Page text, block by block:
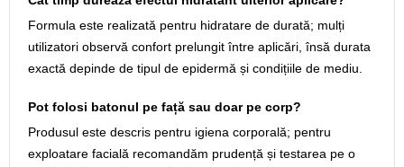
Formula este realizată pentru hidratare de durată; mulți
utilizatori observă confort prelungit între aplicări, însă durata
exactă depinde de tipul de epidermă și condițiile de mediu.
Pot folosi batonul pe față sau doar pe corp?
Produsul este descris pentru igiena corporală; pentru
exploatare facială recomandăm prudență și testarea pe o